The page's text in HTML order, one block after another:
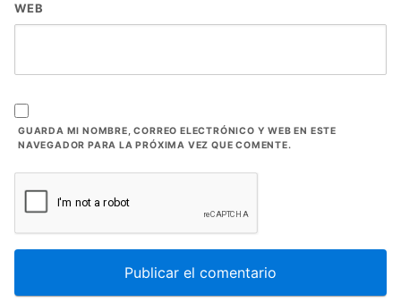
WEB
GUARDA MI NOMBRE, CORREO ELECTRÓNICO Y WEB EN ESTE
NAVEGADOR PARA LA PRÓXIMA VEZ QUE COMENTE.